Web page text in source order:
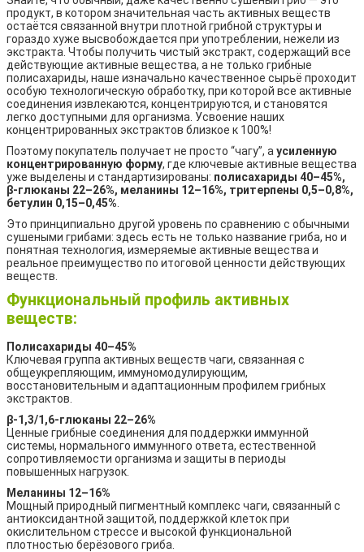
продукт, в котором значительная часть активных веществ
остаётся связанной внутри плотной грибной структуры и
гораздо хуже высвобождается при употреблении, нежели из
экстракта. Чтобы получить чистый экстракт, содержащий все
действующие активные вещества, а не только грибные
полисахариды, наше изначально качественное сырьё проходит
особую технологическую обработку, при которой все активные
соединения извлекаются, концентрируются, и становятся
легко доступными для организма. Усвоение наших
концентрированных экстрактов близкое к 100%!
Поэтому покупатель получает не просто “чагу”, а усиленную
концентрированную форму, где ключевые активные вещества
уже выделены и стандартизированы: полисахариды 40–45%,
β-глюканы 22–26%, меланины 12–16%, тритерпены 0,5–0,8%,
бетулин 0,15–0,45%
Это принципиально другой уровень по сравнению с обычными
сушеными грибами: здесь есть не только название гриба, но и
понятная технология, измеряемые активные вещества и
реальное преимущество по итоговой ценности действующих
веществ.
Функциональный профиль активных
веществ:
Полисахариды 40–45%
Ключевая группа активных веществ чаги, связанная с
общеукрепляющим, иммуномодулирующим,
восстановительным и адаптационным профилем грибных
экстрактов.
β-1,3/1,6-глюканы 22–26%
Ценные грибные соединения для поддержки иммунной
системы, нормального иммунного ответа, естественной
сопротивляемости организма и защиты в периоды
повышенных нагрузок.
Меланины 12–16%
Мощный природный пигментный комплекс чаги, связанный с
антиоксидантной защитой, поддержкой клеток при
окислительном стрессе и высокой функциональной
плотностью берёзового гриба.